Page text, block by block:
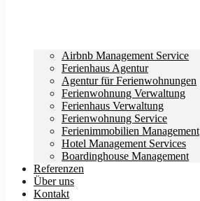
Airbnb Management Service
Ferienhaus Agentur
Agentur für Ferienwohnungen
Ferienwohnung Verwaltung
Ferienhaus Verwaltung
Ferienwohnung Service
Ferienimmobilien Management
Hotel Management Services
Boardinghouse Management
Referenzen
Über uns
Kontakt